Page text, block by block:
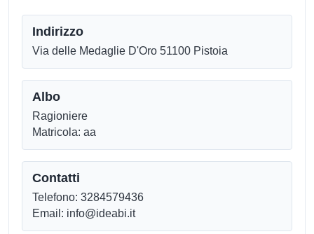
Indirizzo
Via delle Medaglie D'Oro 51100 Pistoia
Albo
Ragioniere
Matricola: aa
Contatti
Telefono: 3284579436
Email: info@ideabi.it